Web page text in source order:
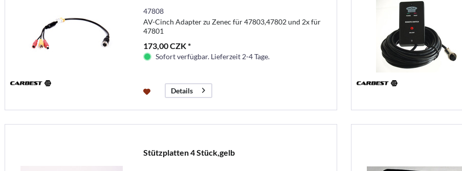
47808
AV-Cinch Adapter zu Zenec für 47803,47802 und 2x für
47801
173,00 CZK *
Sofort verfügbar. Lieferzeit 2-4 Tage.
Details
Stützplatten 4 Stück,gelb